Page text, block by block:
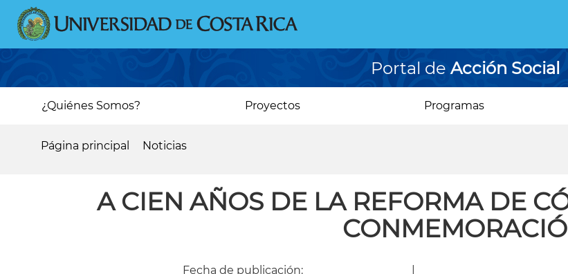
Pasar
contenido
principal
Portal de Acción Social
Main¿Quiénes Somos? Proyectos Programas
Página principal Noticias
A CIEN AÑOS DE LA REFORMA DE
Fecha de publicación: